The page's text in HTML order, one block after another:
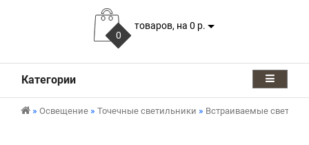
0
товаров, на 0 р.
Категории
Освещение Точечные светильники Встраиваемые